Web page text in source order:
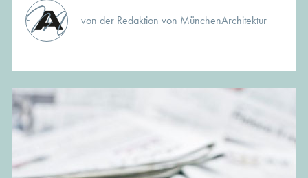
von der Redaktion von MünchenArchitektur